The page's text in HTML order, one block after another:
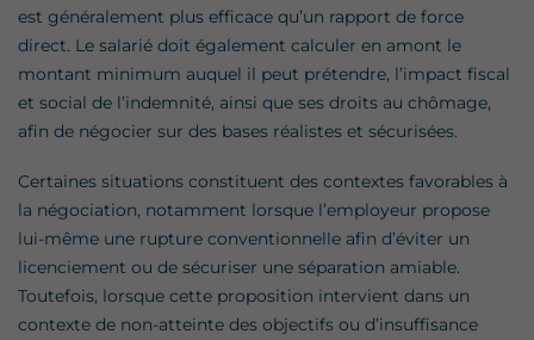
est généralement plus efficace qu’un rapport de force
direct. Le salarié doit également calculer en amont le
montant minimum auquel il peut prétendre, l’impact fiscal
et social de l’indemnité, ainsi que ses droits au chômage,
afin de négocier sur des bases réalistes et sécurisées.
Certaines situations constituent des contextes favorables à
la négociation, notamment lorsque l’employeur propose
lui-même une rupture conventionnelle afin d’éviter un
licenciement ou de sécuriser une séparation amiable.
Toutefois, lorsque cette proposition intervient dans un
contexte de non-atteinte des objectifs ou d’insuffisance